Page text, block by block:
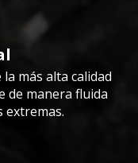
más alta calidad
de manera fluida
extremas.